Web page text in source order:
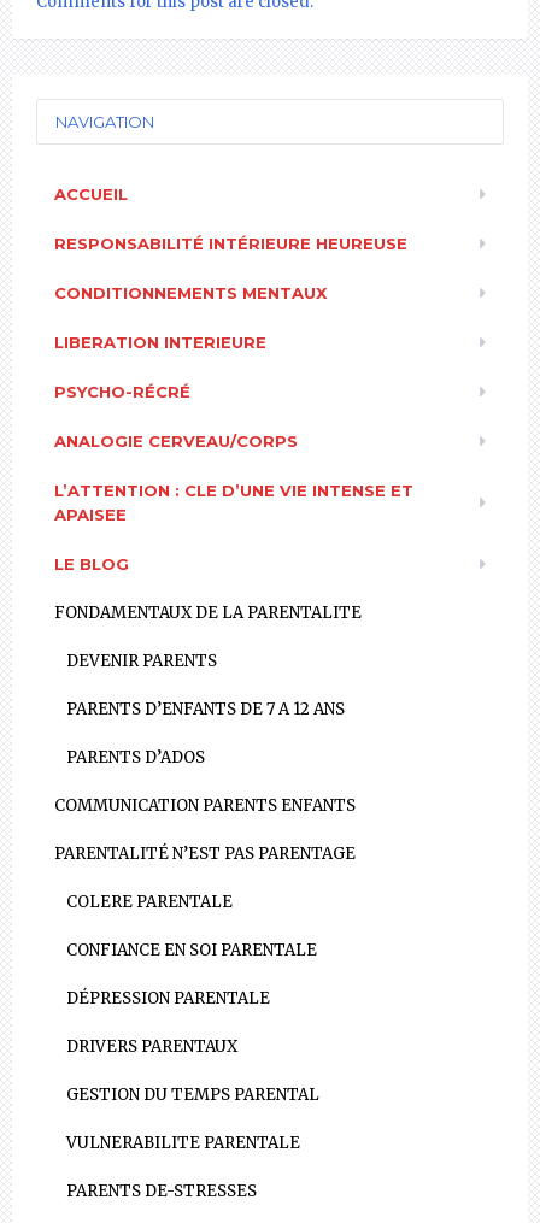
NAVIGATION
ACCUEIL
RESPONSABILITÉ INTÉRIEURE HEUREUSE
CONDITIONNEMENTS MENTAUX
LIBERATION INTERIEURE
PSYCHO-RÉCRÉ
ANALOGIE CERVEAU/CORPS
L’ATTENTION : CLE D’UNE VIE INTENSE ET
APAISEE
LE BLOG
FONDAMENTAUX DE LA PARENTALITE
DEVENIR PARENTS
PARENTS D’ENFANTS DE 7 A 12 ANS
PARENTS D’ADOS
COMMUNICATION PARENTS ENFANTS
PARENTALITÉ N’EST PAS PARENTAGE
COLERE PARENTALE
CONFIANCE EN SOI PARENTALE
DÉPRESSION PARENTALE
DRIVERS PARENTAUX
GESTION DU TEMPS PARENTAL
VULNERABILITE PARENTALE
PARENTS DE-STRESSES